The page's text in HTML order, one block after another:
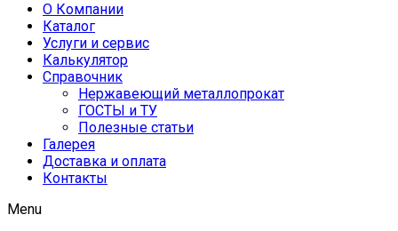
О Компании
Каталог
Услуги и сервис
Калькулятор
Справочник
Нержавеющий металлопрокат
ГОСТЫ и ТУ
Полезные статьи
Галерея
Доставка и оплата
Контакты
Menu